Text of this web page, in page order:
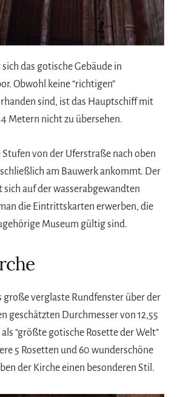
das gotische Gebäude in
Obwohl keine “richtigen”
sind, ist das Hauptschiff mit
Metern nicht zu übersehen.
Stufen von der Uferstraße nach oben
am Bauwerk ankommt. Der
sich auf der wasserabgewandten
die Eintrittskarten erwerben, die
Museum gültig sind.
große verglaste Rundfenster über der
geschätzten Durchmesser von 12,55
“größte gotische Rosette der Welt”
5 Rosetten und 60 wunderschöne
der Kirche einen besonderen Stil.